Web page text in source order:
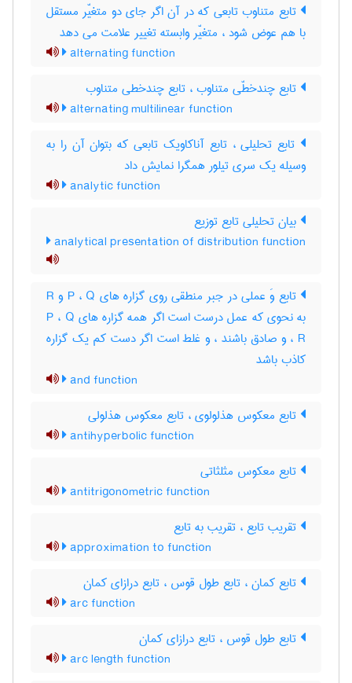
تابع متناوب تابعی که در آن اگر جای دو متغیّر مستقل
با هم عوض شود ، متغیّر وابسته تغییر علامت می دهد
alternating function
تابع چندخطّی متناوب ، تابع چندخطی متناوب
alternating multilinear function
تابع تحلیلی ، تابع آناکاویک تابعی که بتوان آن را به
وسیله یک سری تیلور همگرا نمایش داد
analytic function
بیان تحلیلی تابع توزیع
analytical presentation of distribution function
تابع وَ عملی در جبر منطقی روی گزاره های P ، Q و R
به نحوی که عمل درست است اگر همه گزاره های P ، Q
، R و صادق باشند ، و غلط است اگر دست کم یک گزاره
کاذب باشد
and function
تابع معکوس هذلولوی ، تابع معکوس هذلولی
antihyperbolic function
تابع معکوس مثلثاتی
antitrigonometric function
تقریب تابع ، تقریب به تابع
approximation to function
تابع کمان ، تابع طول قوس ، تابع درازای کمان
arc function
تابع طول قوس ، تابع درازای کمان
arc length function